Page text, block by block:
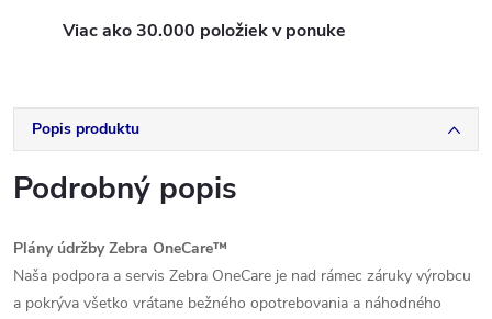
Viac ako 30.000 položiek v ponuke
Popis produktu
Podrobný popis
Plány údržby Zebra OneCare™
Naša podpora a servis Zebra OneCare je nad rámec záruky výrobcu
a pokrýva všetko vrátane bežného opotrebovania a náhodného